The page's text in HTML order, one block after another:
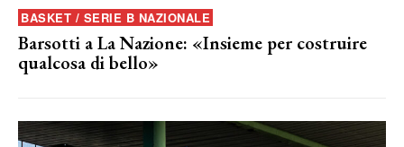
BASKET / SERIE B NAZIONALE
Barsotti a La Nazione: «Insieme per costruire
qualcosa di bello»